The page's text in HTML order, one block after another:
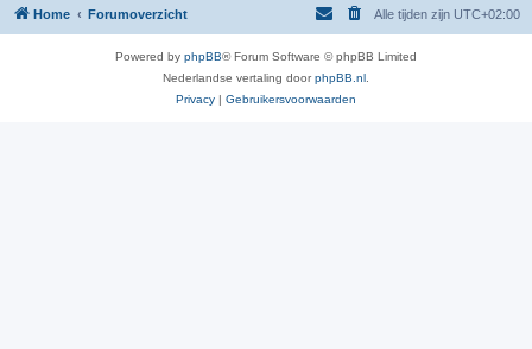
Home Forumoverzicht Alle tijden zijn UTC+02:00
Powered by phpBB® Forum Software © phpBB Limited
Nederlandse vertaling doorphpBB.nl
Privacy | Gebruikersvoorwaarden